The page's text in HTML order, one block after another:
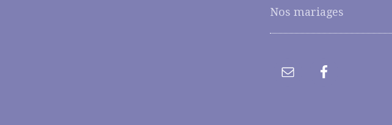
Nos mariages